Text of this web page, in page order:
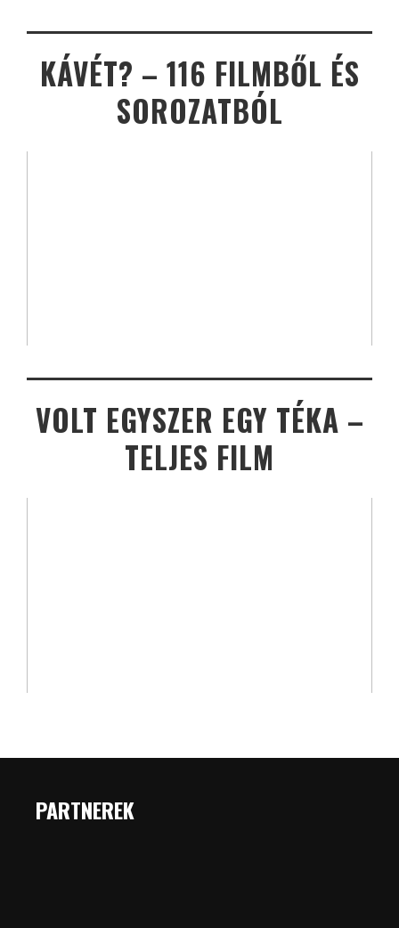
KÁVÉT? – 116 FILMBŐL ÉS
SOROZATBÓL
VOLT EGYSZER EGY TÉKA –
TELJES FILM
PARTNEREK